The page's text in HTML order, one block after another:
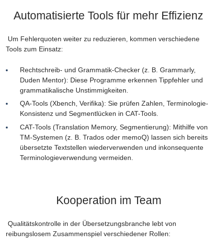
Automatisierte Tools für mehr Effizienz
Um Fehlerquoten weiter zu reduzieren, kommen verschiedene
Tools zum Einsatz:
Rechtschreib- und Grammatik-Checker (z. B. Grammarly,
Duden Mentor): Diese Programme erkennen Tippfehler und
grammatikalische Unstimmigkeiten.
QA-Tools (Xbench, Verifika): Sie prüfen Zahlen, Terminologie-
Konsistenz und Segmentlücken in CAT-Tools.
CAT-Tools (Translation Memory, Segmentierung): Mithilfe von
TM-Systemen (z. B. Trados oder memoQ) lassen sich bereits
übersetzte Textstellen wiederverwenden und inkonsequente
Terminologieverwendung vermeiden.
Kooperation im Team
Qualitätskontrolle in der Übersetzungsbranche lebt von
reibungslosem Zusammenspiel verschiedener Rollen: